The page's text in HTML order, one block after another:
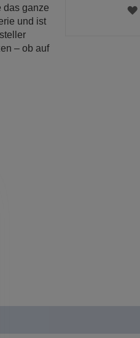
das ganze
und ist
– ob auf